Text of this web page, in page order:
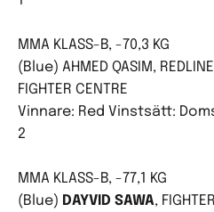
MMA KLASS-B, -70,3 KG
(Blue) AHMED QASIM,
FIGHTER CENTRE
Vinnare: Red Vinstsätt:
2
MMA KLASS-B, -77,1 KG
(Blue) DAYVID SAWA,